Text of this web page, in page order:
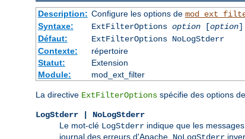
Description: Configure les options de
Syntaxe:
ExtFilterOptions option[option]
Défaut:
ExtFilterOptions NoLogStderr
Contexte:
répertoire
Statut:
Extension
Module:
mod_ext_filter
La directive ExtFilterOptions spécifie des options
LogStderr | NoLogStderr
Le mot-clé LogStderr indique que les
journal des erreurs d'Apache.